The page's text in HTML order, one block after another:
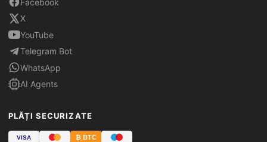
X
YouTube
Telegram Bot
WhatsApp
AI Agents
PLĂȚI SECURIZATE
VISA ₿ BTC